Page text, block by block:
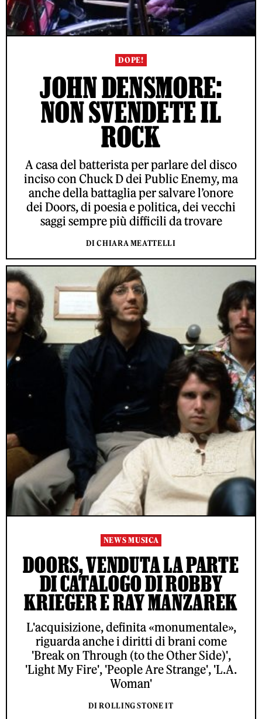
DOPE!
JOHN DENSMORE:
NON SVENDETE IL
ROCK
A casa del batterista per parlare del disco
inciso con Chuck D dei Public Enemy, ma
anche della battaglia per salvare l’onore
dei Doors, di poesia e politica, dei vecchi
saggi sempre più difficili da trovare
DI CHIARA MEATTELLI
NEWS MUSICA
DOORS, VENDUTA LA PARTE
DI CATALOGO DI ROBBY
KRIEGER E RAY MANZAREK
L'acquisizione, definita «monumentale»,
riguarda anche i diritti di brani come
'Break on Through (to the Other Side)',
'Light My Fire', 'People Are Strange', 'L.A.
Woman'
DI ROLLING STONE IT